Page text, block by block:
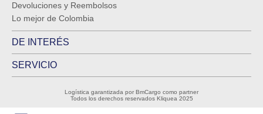
Devoluciones y Reembolsos
Lo mejor de Colombia
DE INTERÉS
SERVICIO
Logística garantizada por BmCargo como partner
Todos los derechos reservados Kliquea 2025